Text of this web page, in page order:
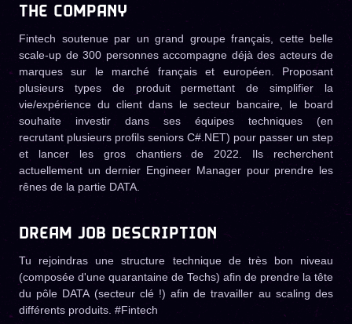
THE COMPANY
Fintech soutenue par un grand groupe français, cette belle
scale-up de 300 personnes accompagne déjà des acteurs de
marques sur le marché français et européen. Proposant
plusieurs types de produit permettant de simplifier la
vie/expérience du client dans le secteur bancaire, le board
souhaite investir dans ses équipes techniques (en
recrutant plusieurs profils seniors C#.NET) pour passer un step
et lancer les gros chantiers de 2022. Ils recherchent
actuellement un dernier Engineer Manager pour prendre les
rênes de la partie DATA.
DREAM JOB DESCRIPTION
Tu rejoindras une structure technique de très bon niveau
(composée d'une quarantaine de Techs) afin de prendre la tête
du pôle DATA (secteur clé !) afin de travailler au scaling des
différents produits. #Fintech